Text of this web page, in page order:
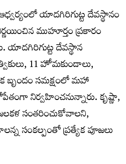
యాదగిరిగుట్ట దేవస్థానం
ముహూర్తం ప్రకారం
యాదగిరిగుట్ట దేవస్థాన
11 హోమకుండాలు,
బృందం సమక్షంలో మహా
నిర్వహించనున్నారు. కృష్ణా,
సంతరించుకోవాలని,
సంకల్పంతో ప్రత్యేక పూజలు